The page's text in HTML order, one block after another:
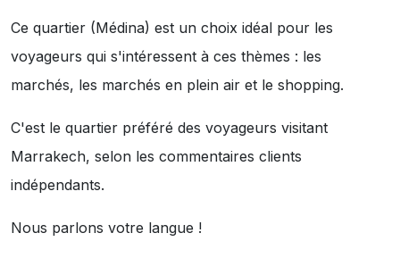
Ce quartier (Médina) est un choix idéal pour les
voyageurs qui s'intéressent à ces thèmes : les
marchés, les marchés en plein air et le shopping.
C'est le quartier préféré des voyageurs visitant
Marrakech, selon les commentaires clients
indépendants.
Nous parlons votre langue !